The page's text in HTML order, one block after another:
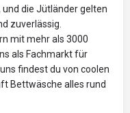
und die Jütländer gelten
zuverlässig.
mit mehr als 3000
als Fachmarkt für
findest du von coolen
Bettwäsche alles rund